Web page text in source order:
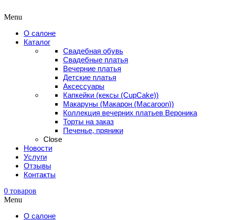
Menu
О салоне
Каталог
Свадебная обувь
Свадебные платья
Вечерние платья
Детские платья
Аксессуары
Капкейки (кексы (CupCake))
Макаруны (Макарон (Мacaroon))
Коллекция вечерних платьев Вероника
Торты на заказ
Печенье, пряники
Close
Новости
Услуги
Отзывы
Контакты
0 товаров
Menu
О салоне